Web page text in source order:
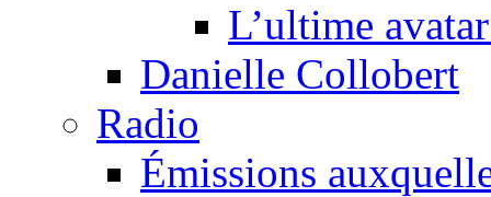
L’ultime
Danielle Collobert
Radio
Émissions